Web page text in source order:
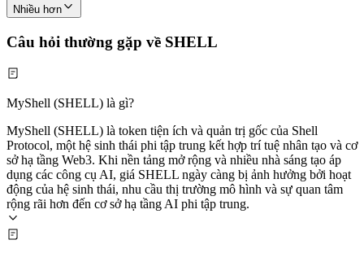
Nhiều hơn
Câu hỏi thường gặp về SHELL
MyShell (SHELL) là gì?
MyShell (SHELL) là token tiện ích và quản trị gốc của Shell
Protocol, một hệ sinh thái phi tập trung kết hợp trí tuệ nhân tạo và cơ
sở hạ tầng Web3. Khi nền tảng mở rộng và nhiều nhà sáng tạo áp
dụng các công cụ AI, giá SHELL ngày càng bị ảnh hưởng bởi hoạt
động của hệ sinh thái, nhu cầu thị trường mô hình và sự quan tâm
rộng rãi hơn đến cơ sở hạ tầng AI phi tập trung.